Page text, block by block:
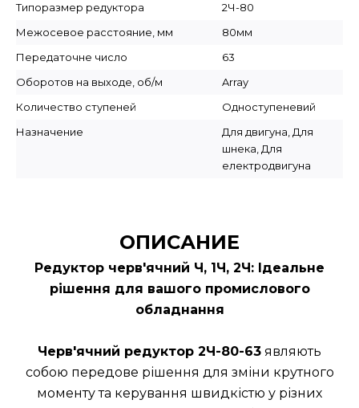
Типоразмер редуктора
2Ч-80
Межосевое расстояние, мм
80мм
Передаточне число
63
Оборотов на выходе, об/м
Array
Количество ступеней
Одноступеневий
Назначение
Для двигуна, Для
шнека, Для
електродвигуна
ОПИСАНИЕ
Редуктор черв'ячний Ч, 1Ч, 2Ч: Ідеальне
рішення для вашого промислового
обладнання
Черв'ячний редуктор 2Ч-80-63 являють
собою передове рішення для зміни крутного
моменту та керування швидкістю у різних